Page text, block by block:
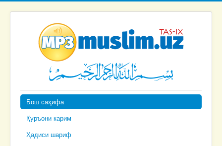
Бош саҳифа
Қуръони карим
Ҳадиси шариф